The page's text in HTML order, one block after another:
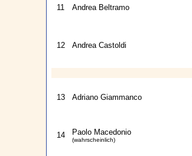
11 Andrea Beltramo
12 Andrea Castoldi
13 Adriano Giammanco
14 Paolo Macedonio
(wahrscheinlich)